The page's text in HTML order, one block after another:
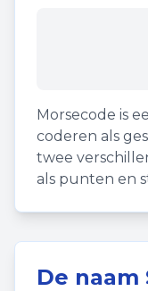
Morsecode is
coderen als
twee
als punten en
De naam